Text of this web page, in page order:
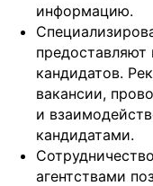
информацию.
кандидатов.
вакансии,
и
кандидатами.
агентствами